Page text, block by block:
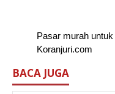
Pasar murah
Koranjuri.com
BACA JUGA